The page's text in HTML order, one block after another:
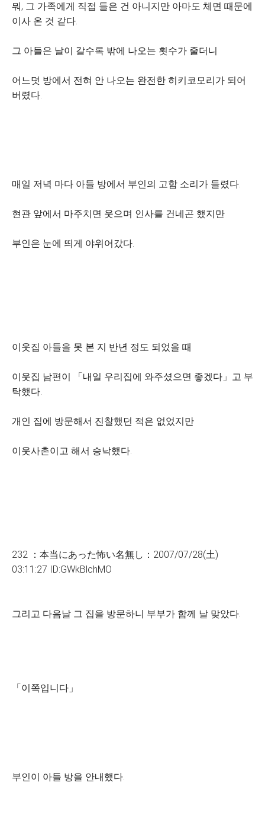
뭐, 그 가족에게 직접 들은 건 아니지만 아마도 체면 때문에
이사 온 것 같다.
그 아들은 날이 갈수록 밖에 나오는 횟수가 줄더니
어느덧 방에서 전혀 안 나오는 완전한 히키코모리가 되어
버렸다.
매일 저녁 마다 아들 방에서 부인의 고함 소리가 들렸다.
현관 앞에서 마주치면 웃으며 인사를 건네곤 했지만
부인은 눈에 띄게 야위어갔다.
이웃집 아들을 못 본 지 반년 정도 되었을 때
이웃집 남편이 「내일 우리집에 와주셨으면 좋겠다」고 부
탁했다.
개인 집에 방문해서 진찰했던 적은 없었지만
이웃사촌이고 해서 승낙했다.
232 ：本当にあった怖い名無し：2007/07/28(土)
03:11:27 ID:GWkBlchMO
그리고 다음날 그 집을 방문하니 부부가 함께 날 맞았다.
「이쪽입니다」
부인이 아들 방을 안내했다.